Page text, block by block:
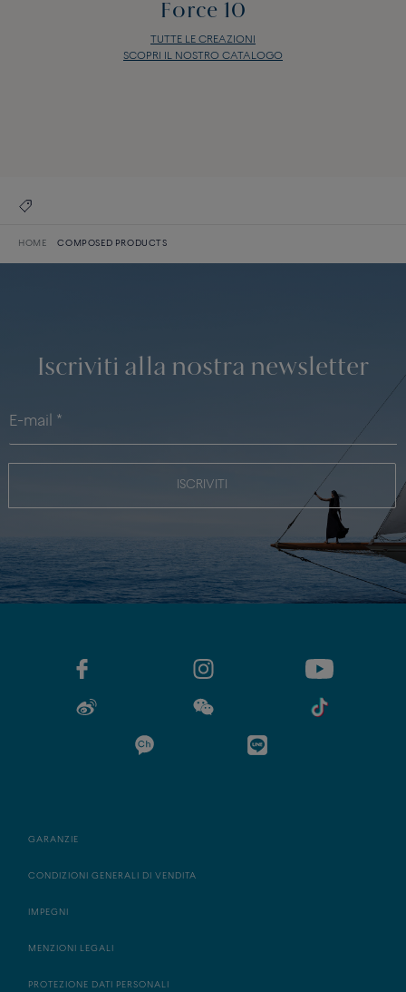
Force 10
TUTTE LE CREAZIONI
SCOPRI IL NOSTRO CATALOGO
HOME COMPOSED PRODUCTS
Iscriviti alla nostra newsletter
ISCRIVITI
GARANZIE
CONDIZIONI GENERALI DI VENDITA
IMPEGNI
MENZIONI LEGALI
PROTEZIONE DATI PERSONALI